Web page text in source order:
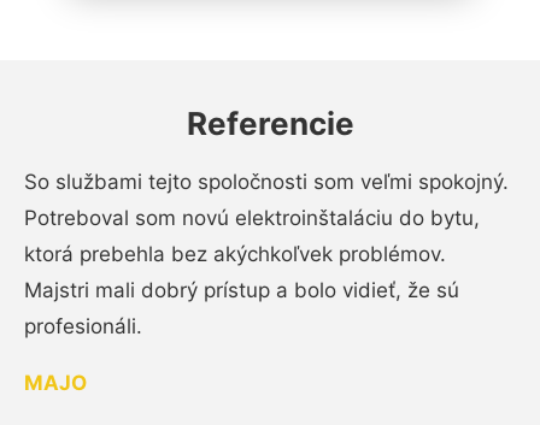
Referencie
So službami tejto spoločnosti som veľmi spokojný.
Potreboval som novú elektroinštaláciu do bytu,
ktorá prebehla bez akýchkoľvek problémov.
Majstri mali dobrý prístup a bolo vidieť, že sú
profesionáli.
MAJO